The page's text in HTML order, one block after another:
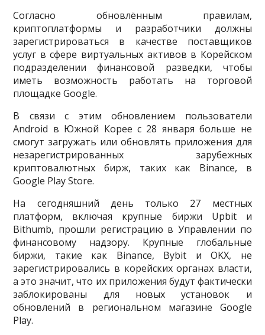
Согласно обновлённым правилам,
криптоплатформы и разработчики должны
зарегистрироваться в качестве поставщиков
услуг в сфере виртуальных активов в Корейском
подразделении финансовой разведки, чтобы
иметь возможность работать на торговой
площадке Google.
В связи с этим обновлением пользователи
Android в Южной Корее с 28 января больше не
смогут загружать или обновлять приложения для
незарегистрированных зарубежных
криптовалютных бирж, таких как Binance, в
Google Play Store.
На сегодняшний день только 27 местных
платформ, включая крупные биржи Upbit и
Bithumb, прошли регистрацию в Управлении по
финансовому надзору. Крупные глобальные
биржи, такие как Binance, Bybit и OKX, не
зарегистрировались в корейских органах власти,
а это значит, что их приложения будут фактически
заблокированы для новых установок и
обновлений в региональном магазине Google
Play.